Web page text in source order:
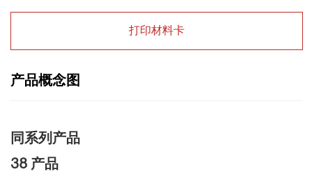
打印材料卡
产品概念图
同系列产品
38 产品